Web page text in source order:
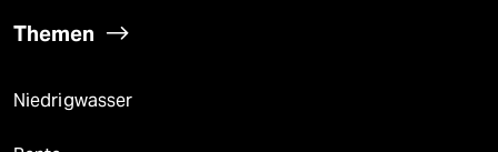
Themen
Niedrigwasser